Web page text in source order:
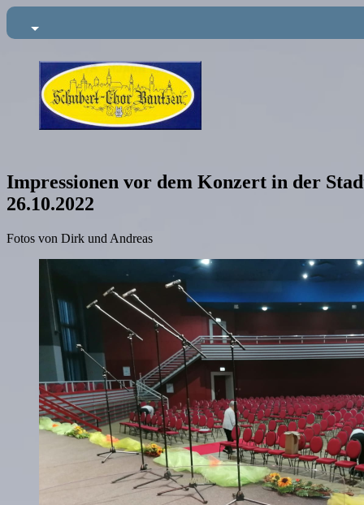
Impressionen vor dem Konzert in der
26.10.2022
Fotos von Dirk und Andreas